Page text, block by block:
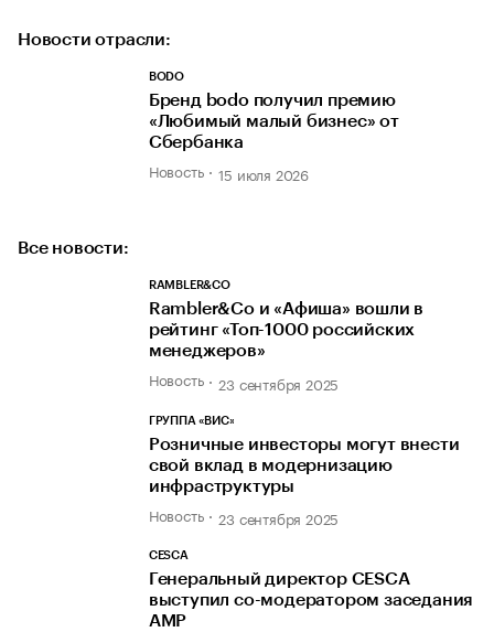
Новости отрасли:
BODO
Бренд bodo получил премию
«Любимый малый бизнес» от
Сбербанка
Новость 15 июля 2026
Все новости:
RAMBLER&CO
Rambler&Co и «Афиша» вошли в
рейтинг «Топ-1000 российских
менеджеров»
Новость 23 сентября 2025
ГРУППА «ВИС»
Розничные инвесторы могут внести
свой вклад в модернизацию
инфраструктуры
Новость 23 сентября 2025
CESCA
Генеральный директор CESCA
выступил со-модератором заседания
АМР